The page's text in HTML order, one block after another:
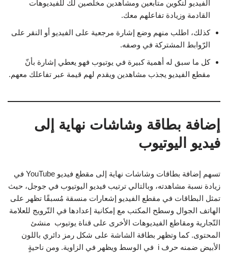
الفيديو لتكوين متابعين ومشاهدين مخلصين لك للفيديوهات
القادمة وزيادة تفاعلهم معك.
كذلك، اطلب منهم وضع إشارة مرجعية على الفيديو أو النقر على
الرّوابط المشتركة في وصفه.
كل ما سبق له أهمية كبيرة في يوتيوب فهو يعطي إشارة بأنّ
مقطع الفيديو يجذب مشاهدين ويقدم لهم قيمة عبر تفاعلك معهم.
إضافة بطاقة وشاشات نهاية إلى
فيديو اليوتيوب
تسهم إضافة بطاقات وشاشات نهاية إلى مقطع فيديو YouTube في
زيادة نسبة مشاهدته، وبالتالي ترتيب فيديو اليوتيوب في جوجل، حيث
تمثل البطاقات في مقطع الفيديو إشعارات منسقة مُسبقًا تظهر على
الهاتف الجوال وسطح المكتب مع إمكانية إعدادها في التّرويج للعلامة
التّجارية ومقاطع الفيديوهات الأخرى على قناة يوتيوب منشئ
المحتوى. كما وتظهر بطاقة الشاشة على شكل رمز دائري باللون
الأبيض ضمنه حرف i في الوسط ويظهر في الزاوية. ومن ناحيةٍ